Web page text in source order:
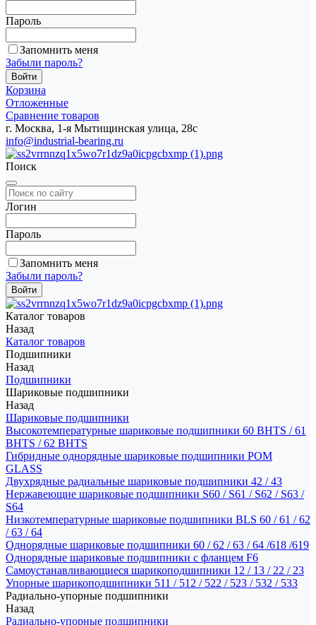
Пароль
Запомнить меня
Забыли пароль?
Корзина
Отложенные
Сравнение товаров
г. Москва, 1-я Мытищинская улица, 28с
info@industrial-bearing.ru
Поиск
Логин
Пароль
Запомнить меня
Забыли пароль?
Каталог товаров
Назад
Каталог товаров
Подшипники
Назад
Подшипники
Шариковые подшипники
Назад
Шариковые подшипники
Высокотемпературные шариковые подшипники 60 BHTS / 61
BHTS / 62 BHTS
Гибридные однорядные шариковые подшипники POM
GLASS
Двухрядные радиальные шариковые подшипники 42 / 43
Нержавеющие шариковые подшипники S60 / S61 / S62 / S63 /
S64
Низкотемпературные шариковые подшипники BLS 60 / 61 / 62
/ 63 / 64
Однорядные шариковые подшипники 60 / 62 / 63 / 64 /618 /619
Однорядные шариковые подшипники с фланцем F6
Самоустанавливающиеся шарикоподшипники 12 / 13 / 22 / 23
Упорные шарикоподшипники 511 / 512 / 522 / 523 / 532 / 533
Радиально-упорные подшипники
Назад
Радиально-упорные подшипники